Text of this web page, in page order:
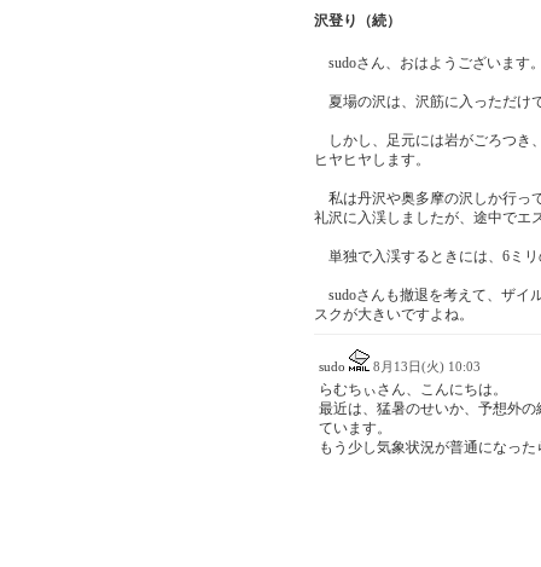
沢登り（続）
sudoさん、おはようございます
夏場の沢は、沢筋に入っただけ
しかし、足元には岩がごろつき
ヒヤヒヤします。
私は丹沢や奥多摩の沢しか行っ
礼沢に入渓しましたが、途中でエ
単独で入渓するときには、6ミ
sudoさんも撤退を考えて、ザイ
スクが大きいですよね。
sudo 8月13日(火) 10:03
らむちぃさん、こんにちは。
最近は、猛暑のせいか、予想外
ています。
もう少し気象状況が普通になっ